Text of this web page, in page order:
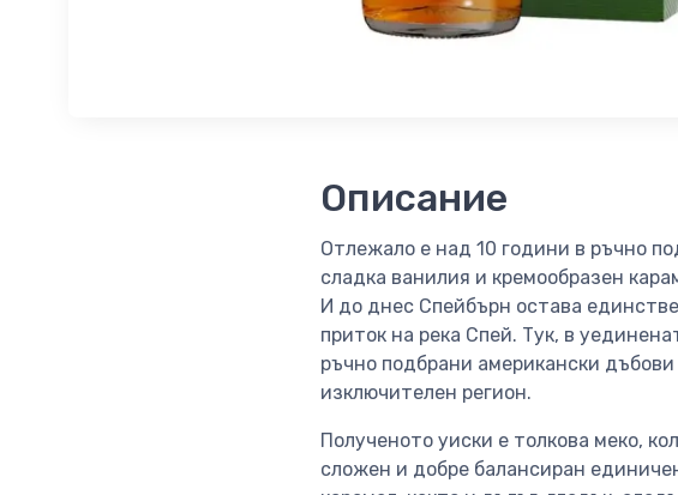
Описание
Отлежало е над 10 години в ръчно
сладка ванилия и кремообразен
И до днес Спейбърн остава
приток на река Спей. Тук, в
ръчно подбрани американски
изключителен регион.
Полученото уиски е толкова меко,
сложен и добре балансиран